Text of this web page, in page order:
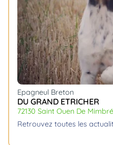
Epagneul Breton
DU GRAND ETRICHER
72130 Saint Ouen De Mimbré
retrouvez toutes les